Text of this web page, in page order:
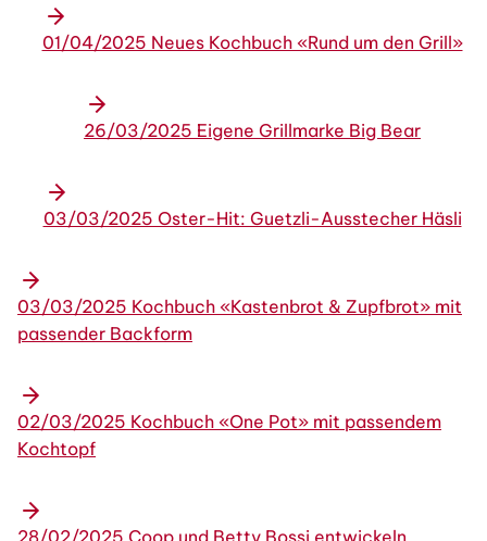
01/04/2025 Neues Kochbuch «Rund um den Grill»
26/03/2025 Eigene Grillmarke Big Bear
03/03/2025 Oster-Hit: Guetzli-Ausstecher Häsli
03/03/2025 Kochbuch «Kastenbrot & Zupfbrot» mit
passender Backform
02/03/2025 Kochbuch «One Pot» mit passendem
Kochtopf